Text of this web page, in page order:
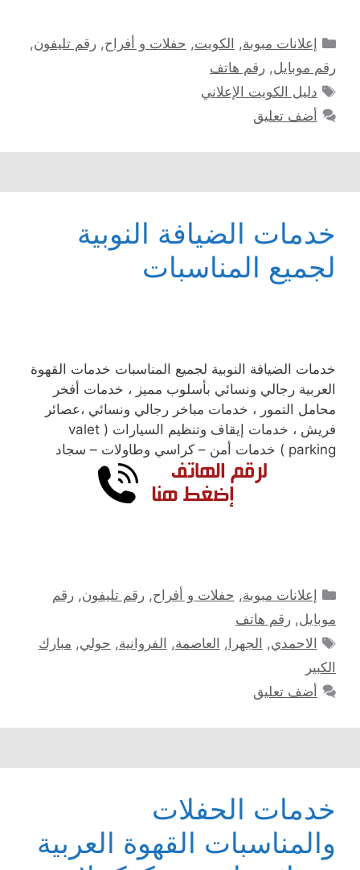
التصنيفات
إعلانات مبوبة, الكويت, حفلات و أفراح,رقم تليفون,
رقم موبايل, رقم هاتف
الوسوم
دليل الكويت الإعلاني
أضف تعليق
خدمات الضيافة النوبية
لجميع المناسبات
خدمات الضيافة النوبية لجميع المناسبات خدمات القهوة
العربية رجالي ونسائي بأسلوب مميز ، خدمات أفخر
محامل التمور ، خدمات مباخر رجالي ونسائي ،عصائر
فريش ، خدمات إيقاف وتنظيم السيارات ( valet
parking ) خدمات أمن – كراسي وطاولات – سجاد
التصنيفات
إعلانات مبوبة, حفلات و أفراح,رقم تليفون,رقم
موبايل, رقم هاتف
الوسوم
الاحمدي, الجهرا , العاصمة, الفروانية, حولي, مبارك
الكبير
أضف تعليق
خدمات الحفلات
والمناسبات القهوة العربية